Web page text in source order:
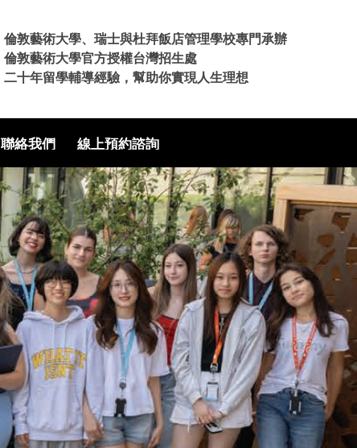
倫敦藝術大學、瑞士與杜拜飯店管理學校專門承辦
倫敦藝術大學官方授權台灣招生處
二十年留學輔導經驗，幫助你實現人生理想
聯絡我們 線上預約諮詢